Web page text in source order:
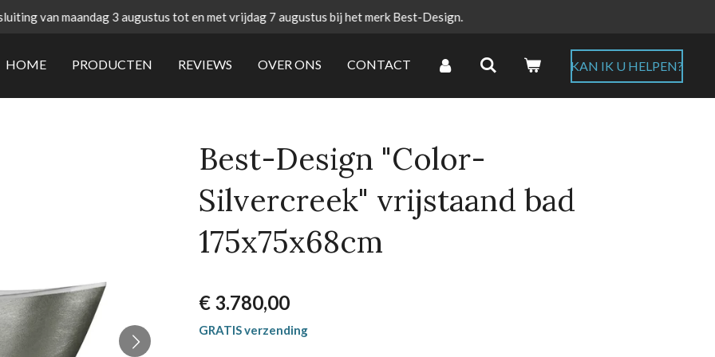
van maandag 3 augustus tot en met vrijdag 7 augustus bij het merk Best-Design.
HOME PRODUCTEN REVIEWS OVER ONS CONTACT KAN IK U HELPEN?
Best-Design "Color-
Silvercreek" vrijstaand bad
175x75x68cm
€ 3.780,00
GRATIS verzending